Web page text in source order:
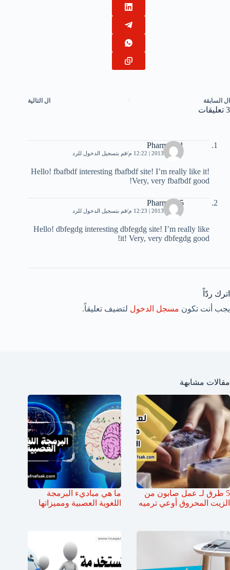
ال السابقة ال التالية
3 تعليقات
Pharmc521
9 أبريل، 2013 | 12:22 م قم بتسجيل الدخول للرد
Hello! fbafbdf interesting fbafbdf site! I’m really like it!
Very, very fbafbdf good!
Pharmd115
9 أبريل، 2013 | 12:23 م قم بتسجيل الدخول للرد
Hello! dbfegdg interesting dbfegdg site! I’m really like
it! Very, very dbfegdg good!
اترك ردّاً
يجب أنت تكون مسجل الدخول لتضيف تعليقاً.
مقالات مشابهة
5 طرق لـ عمل صابون من
الزيت المحروق أوعي ترميه
ما هي مباديء البرمجة
اللغوية العصبية ومميزاتها